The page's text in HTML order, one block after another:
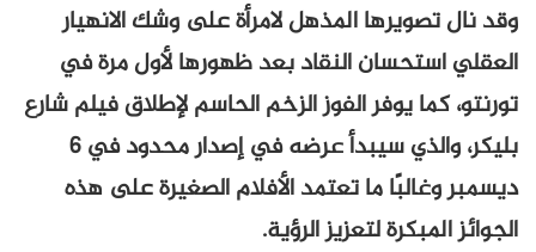
وقد نال تصويرها المذهل لامرأة على وشك الانهيار
العقلي استحسان النقاد بعد ظهورها لأول مرة في
تورنتو، كما يوفر الفوز الزخم الحاسم لإطلاق فيلم شارع
بليكر، والذي سيبدأ عرضه في إصدار محدود في 6
ديسمبر وغالبًا ما تعتمد الأفلام الصغيرة على هذه
الجوائز المبكرة لتعزيز الرؤية.